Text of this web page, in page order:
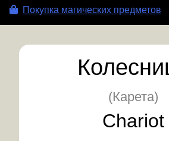
Покупка магических предметов
(Карета)
Chariot